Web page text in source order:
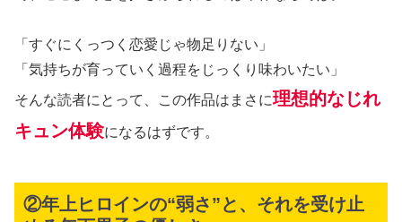
「すぐにくっつく恋愛じゃ物足りない」
「気持ちが育っていく過程をじっくり味わいたい」
そんな読者にとって、この作品はまさに理想的なじれ
キュン体験になるはずです。
②年上ヒロインの“弱さ”と、それを受け止